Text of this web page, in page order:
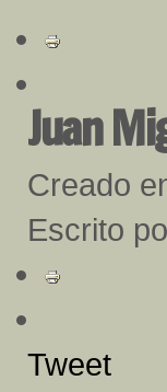
Juan
Creado
Escrito
Tweet